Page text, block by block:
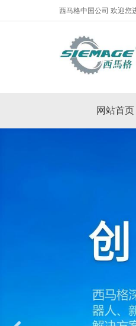
西马格中国公司 欢迎您
网站首页